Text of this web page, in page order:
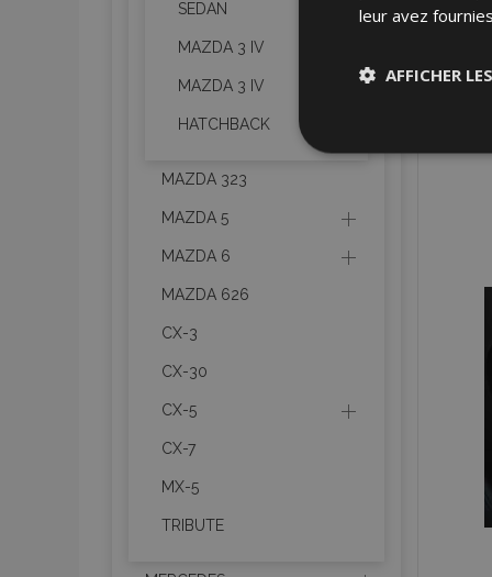
SEDAN
MAZDA 3 IV
MAZDA 3 IV
HATCHBACK
MAZDA 323
MAZDA 5
MAZDA 6
MAZDA 626
CX-3
CX-30
CX-5
CX-7
MX-5
TRIBUTE
leur avez
AFFICHER
Les cookies
utilisateurs et la